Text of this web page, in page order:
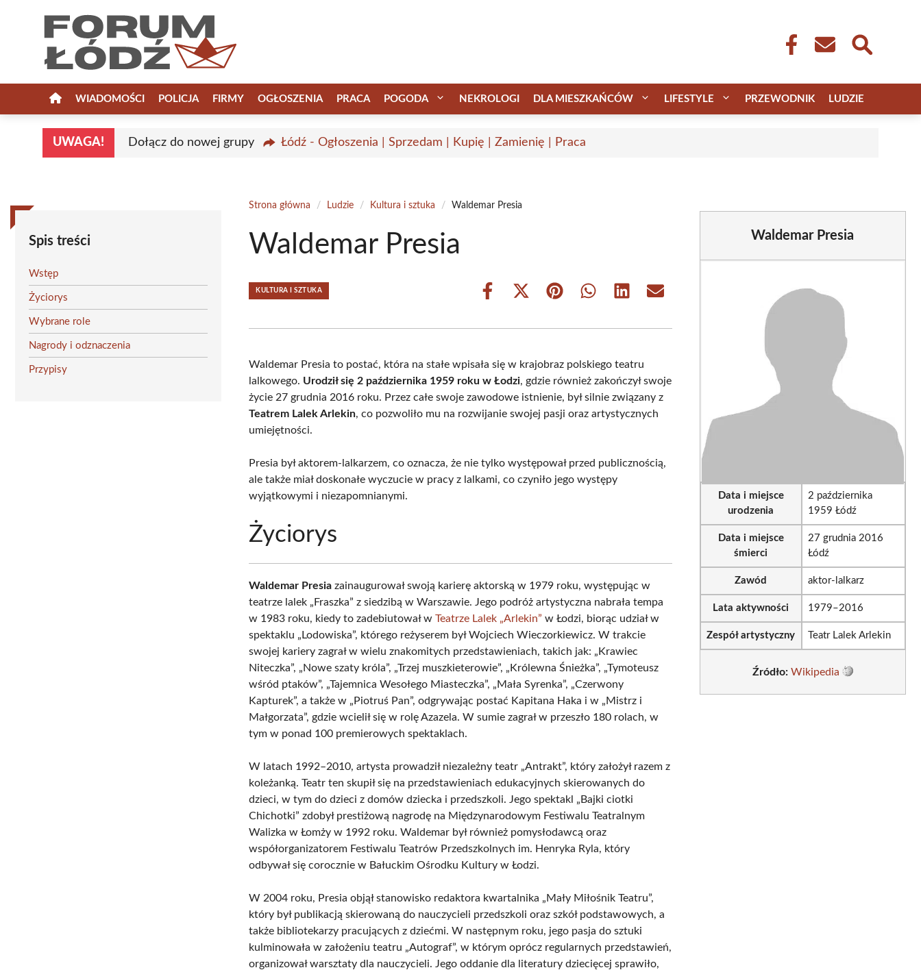
WIADOMOŚCI POLICJA FIRMY OGŁOSZENIA PRACA POGODA NEKROLOGI DLA MIESZKAŃCÓW LIFESTYLE PRZEWODNIK LUDZIE
UWAGA! Dołącz do nowej grupy Łódź - Ogłoszenia | Sprzedam | Kupię | Zamienię | Praca
Spis treści
Wstęp
Życiorys
Wybrane role
Nagrody i odznaczenia
Przypisy
Strona główna / Ludzie / Kultura i sztuka / Waldemar Presia
Waldemar Presia
KULTURA I SZTUKA
Share
Share
(Twitter)
Share Share Share Share
Waldemar Presia to postać, która na stałe wpisała się w krajobraz polskiego teatru
lalkowego. Urodził się 2 października 1959 roku w Łodzi, gdzie również zakończył swoje
życie 27 grudnia 2016 roku. Przez całe swoje zawodowe istnienie, był silnie związany z
Teatrem Lalek Arlekin, co pozwoliło mu na rozwijanie swojej pasji oraz artystycznych
umiejętności.
Presia był aktorem-lalkarzem, co oznacza, że nie tylko występował przed publicznością,
ale także miał doskonałe wyczucie w pracy z lalkami, co czyniło jego występy
wyjątkowymi i niezapomnianymi.
Życiorys
Waldemar Presia zainaugurował swoją karierę aktorską w 1979 roku, występując w
teatrze lalek „Fraszka” z siedzibą w Warszawie. Jego podróż artystyczna nabrała tempa
w 1983 roku, kiedy to zadebiutował wTeatrze Lalek „Arlekin” w Łodzi, biorąc udział w
spektaklu „Lodowiska”, którego reżyserem był Wojciech Wieczorkiewicz. W trakcie
swojej kariery zagrał w wielu znakomitych przedstawieniach, takich jak: „Krawiec
Niteczka”, „Nowe szaty króla”, „Trzej muszkieterowie”, „Królewna Śnieżka”, „Tymoteusz
wśród ptaków”, „Tajemnica Wesołego Miasteczka”, „Mała Syrenka”, „Czerwony
Kapturek”, a także w „Piotruś Pan”, odgrywając postać Kapitana Haka i w „Mistrz i
Małgorzata”, gdzie wcielił się w rolę Azazela. W sumie zagrał w przeszło 180 rolach, w
tym w ponad 100 premierowych spektaklach.
W latach 1992–2010, artysta prowadził niezależny teatr „Antrakt”, który założył razem z
koleżanką. Teatr ten skupił się na przedstawieniach edukacyjnych skierowanych do
dzieci, w tym do dzieci z domów dziecka i przedszkoli. Jego spektakl „Bajki ciotki
Chichotki” zdobył prestiżową nagrodę na Międzynarodowym Festiwalu Teatralnym
Walizka w Łomży w 1992 roku. Waldemar był również pomysłodawcą oraz
współorganizatorem Festiwalu Teatrów Przedszkolnych im. Henryka Ryla, który
odbywał się corocznie w Bałuckim Ośrodku Kultury w Łodzi.
W 2004 roku, Presia objął stanowisko redaktora kwartalnika „Mały Miłośnik Teatru”,
który był publikacją skierowaną do nauczycieli przedszkoli oraz szkół podstawowych, a
także bibliotekarzy pracujących z dziećmi. W następnym roku, jego pasja do sztuki
kulminowała w założeniu teatru „Autograf”, w którym oprócz regularnych przedstawień,
organizował warsztaty dla nauczycieli. Jego oddanie dla literatury dziecięcej sprawiło,
Waldemar Presia
Data i miejsce
urodzenia
2 października
1959 Łódź
Data i miejsce
śmierci
27 grudnia 2016
Łódź
Zawód aktor-lalkarz
Lata aktywności 1979–2016
Zespół artystyczny Teatr Lalek Arlekin
Źródło: Wikipedia